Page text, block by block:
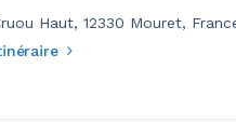
Haut, 12330 Mouret,